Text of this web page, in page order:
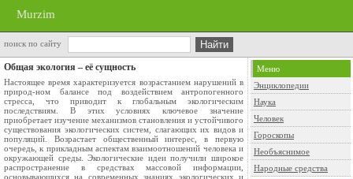
Murzim
поиск по сайту
Общая экология – её сущность
Настоящее время характеризуется возрастанием нарушений в
природ-ном балансе под воздействием антропогенного
стресса, что приводит к глобальным экологическим
последствиям. В этих условиях ключевое значение
приобретает изучение механизмов становления и устойчивого
существования экологических систем, слагающих их видов и
популяций. Возрастает общественный интерес, в первую
очередь, к прикладным аспектам взаимоотношений человека и
окружающей среды. Экологические идеи получили широкое
распространение в средствах массовой информации,
основывающихся на современных знаниях экологических и
Меню
Энциклопедии
Наука
Человек
Гороскопы
Необъяснимое
Народные средства